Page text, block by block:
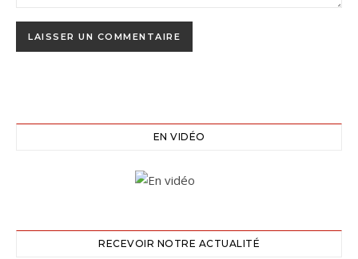
EN VIDÉO
RECEVOIR NOTRE ACTUALITÉ